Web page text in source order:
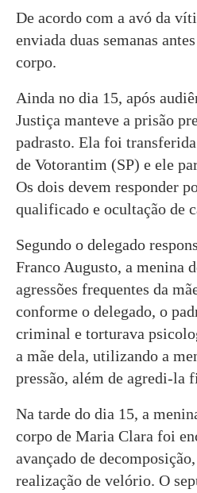
De acordo com a avó da
enviada duas semanas
corpo.
Ainda no dia 15, após
Justiça manteve a prisão
padrasto. Ela foi
de Votorantim (SP) e ele
Os dois devem responder
qualificado e ocultação de
Segundo o delegado
Franco Augusto, a menina
agressões frequentes da
conforme o delegado, o
criminal e torturava
a mãe dela, utilizando a
pressão, além de agredi-la
Na tarde do dia 15, a
corpo de Maria Clara foi
avançado de
realização de velório. O